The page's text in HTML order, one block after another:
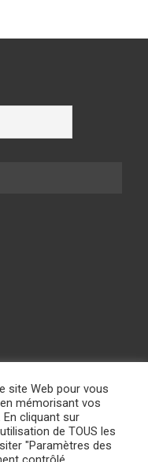
site Web pour vous
mémorisant vos
cliquant sur
de TOUS les
"Paramètres des